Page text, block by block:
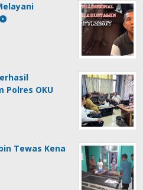
Polres OKU
Tewas Kena